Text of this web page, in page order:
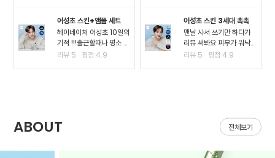
어성초 스킨+앰플 세트
헤이네이처 어성초 10일의
기적 !!!출근할때나 평소 밖
에서 다닐때도 계속 마스
리뷰 5 평점4.9
어성초 스킨 3세대 촉촉
맨날 사서 쓰기만 하다가
리뷰 써봐요 피부가 워낙
여드*성 피부고 툭하면 이
리뷰 5 평점4.9
ABOUT 전체보기